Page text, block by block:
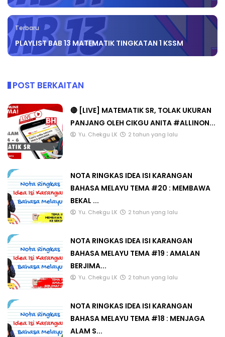
Terbaru
PLAYLIST BAB 13 MATEMATIK TINGKATAN 1 KSSM
POST BERKAITAN
🔴 [LIVE] MATEMATIK SR, TOLAK UKURAN
PANJANG OLEH CIKGU ANITA #ALLINON...
Yu. Chekgu LK 2 tahun yang lalu
NOTA RINGKAS IDEA ISI KARANGAN
BAHASA MELAYU TEMA #20 : MEMBAWA
BEKAL ...
Yu. Chekgu LK 2 tahun yang lalu
NOTA RINGKAS IDEA ISI KARANGAN
BAHASA MELAYU TEMA #19 : AMALAN
BERJIMA...
Yu. Chekgu LK 2 tahun yang lalu
NOTA RINGKAS IDEA ISI KARANGAN
BAHASA MELAYU TEMA #18 : MENJAGA
ALAM S...